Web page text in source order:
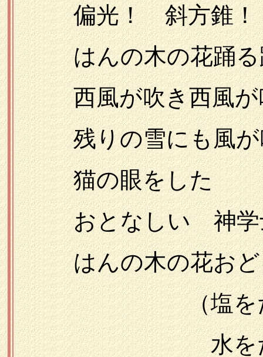
偏光！ 斜方錐！
はんの木の花踊る
西風が吹き西風が
残りの雪にも風が
猫の眼をした
おとなしい 神学士
はんの木の花おど
（塩をたく
水をたくさ